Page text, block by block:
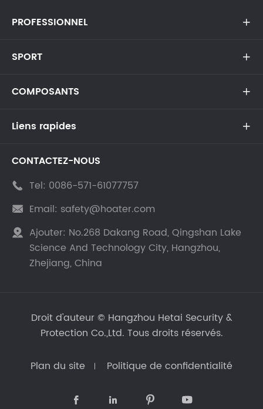
PROFESSIONNEL 
SPORT 
COMPOSANTS 
Liens rapides 
CONTACTEZ-NOUS
 Tel: 0086-571-61077757
 Email: safety@hoater.com
 Ajouter: No.268 Dakang Road, Qingshan Lake
Science And Technology City, Hangzhou,
Zhejiang, China
Droit d'auteur © Hangzhou Hetai Security &
Protection Co.,Ltd. Tous droits réservés.
Plan du site Politique de confidentialité
   